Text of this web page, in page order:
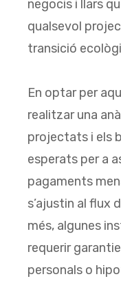
negocis i llars
qualsevol
transició
En optar per
realitzar una
projectats i els
esperats per a
pagaments
s’ajustin al flux
més, algunes
requerir
personals o